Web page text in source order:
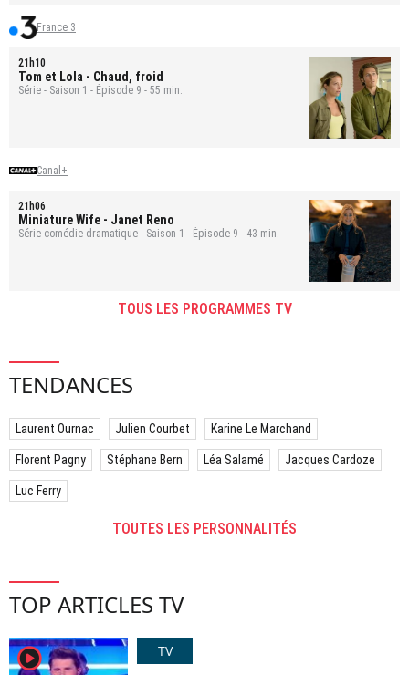
France 3
21h10
Tom et Lola - Chaud, froid
Série - Saison 1 - Épisode 9 - 55 min.
Canal+
21h06
Miniature Wife - Janet Reno
Série comédie dramatique - Saison 1 - Épisode 9 - 43 min.
TOUS LES PROGRAMMES TV
TENDANCES
Laurent Ournac Julien Courbet Karine Le Marchand
Florent Pagny Stéphane Bern Léa Salamé Jacques Cardoze
Luc Ferry
TOUTES LES PERSONNALITÉS
TOP ARTICLES TV
player2
TV